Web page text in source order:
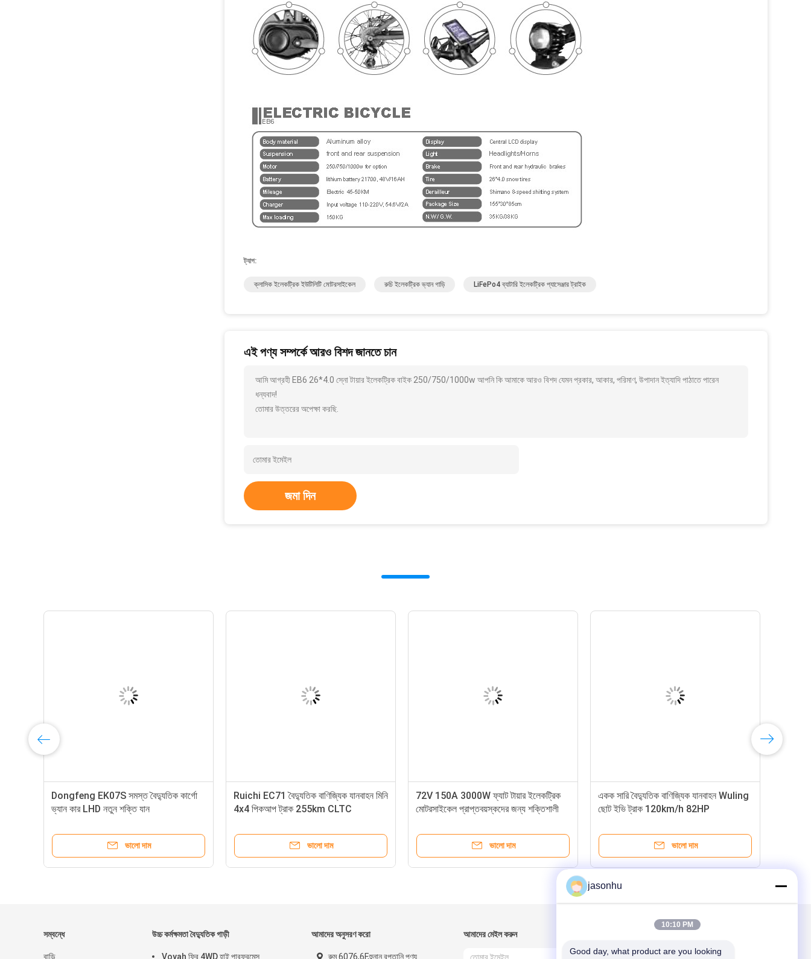
ট্যাগ:
ক্লাসিক ইলেকট্রিক ইউটিলিটি মোটরসাইকেল রুচি ইলেকট্রিক ভ্যান গাড়ি LiFePo4 ব্যাটারি ইলেকট্রিক প্যাসেঞ্জার ট্রাইক
এই পণ্য সম্পর্কে আরও বিশদ জানতে চান
আমি আগ্রহী EB6 26*4.0 স্নো টায়ার ইলেকট্রিক বাইক 250/750/1000w আপনি কি আমাকে আরও বিশদ যেমন প্রকার, আকার, পরিমাণ, উপাদান ইত্যাদি পাঠাতে পারেন
ধন্যবাদ!
তোমার উত্তরের অপেক্ষা করছি.
জমা দিন
Dongfeng EK07S সমস্ত বৈদ্যুতিক কার্গো
ভ্যান কার LHD নতুন শক্তি যান
ভালো দাম
Ruichi EC71 বৈদ্যুতিক বাণিজ্যিক যানবাহন মিনি
4x4 পিকআপ ট্রাক 255km CLTC
ভালো দাম
72V 150A 3000W ফ্যাট টায়ার ইলেকট্রিক
মোটরসাইকেল প্রাপ্তবয়স্কদের জন্য শক্তিশালী
ভালো দাম
একক সারি বৈদ্যুতিক বাণিজ্যিক যানবাহন Wuling
ছোট ইভি ট্রাক 120km/h 82HP
ভালো দাম
সম্বন্ধে
বাড়ি
উচ্চ কর্মক্ষমতা বৈদ্যুতিক গাড়ী
Voyah ফ্রি 4WD হাই পারফরমেন্স
আমাদের অনুসরণ করো
রুম 6076,6F,হুনান রপ্তানি পণ্য
আমাদের মেইল ​​করুন
jasonhu
10:10 PM
Good day, what product are you looking